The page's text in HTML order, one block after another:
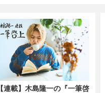
【連載】木島隆一の『一筆啓